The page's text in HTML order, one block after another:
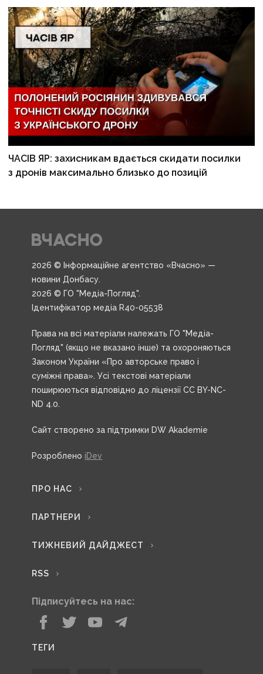
ЧАСІВ ЯР: захисникам вдається скидати посилки
з дронів максимально близько до позицій
2026 © Інформаційне агентство «Вчасно» —
новини Донбасу.
2026 © ГО "Медіа-Погляд".
Ідентифікатор медіа R40-05538
Права на всі матеріали належать ГО "Медіа-
Погляд" (якщо не вказано інше) та охороняються
Законом України «Про авторське право і
суміжні права». Усі текстові матеріали
поширюються відповідно до ліцензії CC BY-NC-
ND 4.0.
Сайт створено за підтримки DW Akademie
Розроблено iDev
ПРО НАС
ПАРТНЕРИ
ТИЖНЕВИЙ ДАЙДЖЕСТ
RSS
Підписуйтесь на нас:
ТЕГИ